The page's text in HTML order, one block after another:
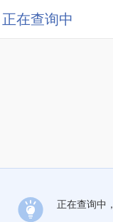
正在查询中
正在查询中